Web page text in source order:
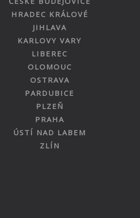
HRADEC KRÁLOVÉ
JIHLAVA
KARLOVY VARY
LIBEREC
OLOMOUC
OSTRAVA
PARDUBICE
PLZEŇ
PRAHA
ÚSTÍ NAD LABEM
ZLÍN